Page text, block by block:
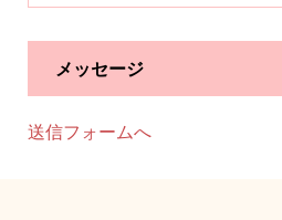
メッセージ
送信フォームへ